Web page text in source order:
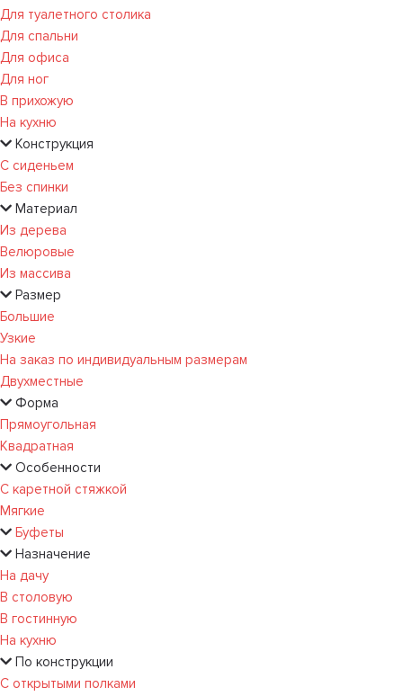
Для туалетного столика
Для спальни
Для офиса
Для ног
В прихожую
На кухню
Конструкция
С сиденьем
Без спинки
Материал
Из дерева
Велюровые
Из массива
Размер
Большие
Узкие
На заказ по индивидуальным размерам
Двухместные
Форма
Прямоугольная
Квадратная
Особенности
С каретной стяжкой
Мягкие
Буфеты
Назначение
На дачу
В столовую
В гостинную
На кухню
По конструкции
С открытыми полками